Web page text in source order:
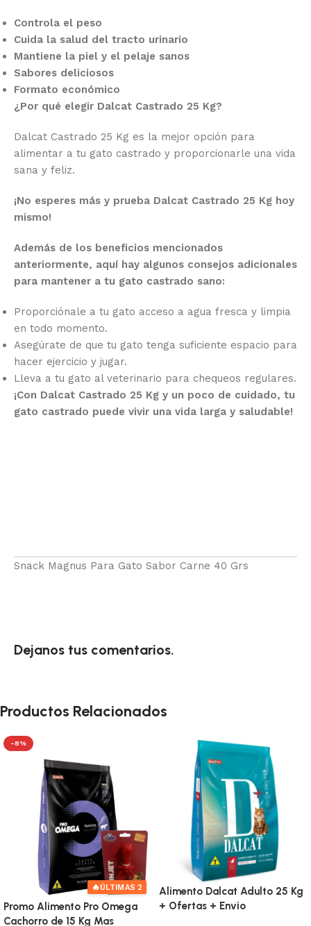
Controla el peso
Cuida la salud del tracto urinario
Mantiene la piel y el pelaje sanos
Sabores deliciosos
Formato económico
¿Por qué elegir Dalcat Castrado 25 Kg?
Dalcat Castrado 25 Kg es la mejor opción para
alimentar a tu gato castrado y proporcionarle una vida
sana y feliz.
¡No esperes más y prueba Dalcat Castrado 25 Kg hoy
mismo!
Además de los beneficios mencionados
anteriormente, aquí hay algunos consejos adicionales
para mantener a tu gato castrado sano:
Proporciónale a tu gato acceso a agua fresca y limpia
en todo momento.
Asegúrate de que tu gato tenga suficiente espacio para
hacer ejercicio y jugar.
Lleva a tu gato al veterinario para chequeos regulares.
¡Con Dalcat Castrado 25 Kg y un poco de cuidado, tu
gato castrado puede vivir una vida larga y saludable!
Snack Magnus Para Gato Sabor Carne 40 Grs
Dejanos tus comentarios.
Productos Relacionados
🔥ÚLTIMAS 2
-8%
Promo Alimento Pro Omega
Cachorro de 15 Kg Mas
Alimento Dalcat Adulto 25 Kg
+ Ofertas + Envio